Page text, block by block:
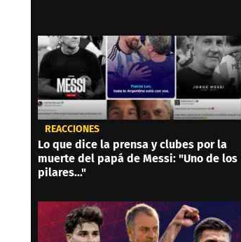
REACCIONES
Lo que dice la prensa y clubes por la
muerte del papá de Messi: "Uno de los
pilares..."